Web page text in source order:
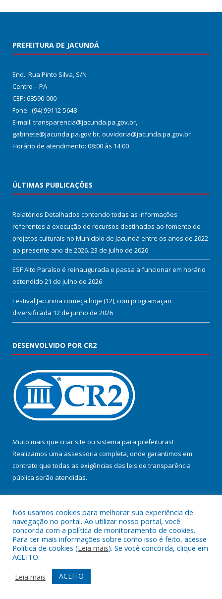
PREFEITURA DE JACUNDÁ
End.: Rua Pinto Silva, S/N
Centro – PA
CEP: 68590-000
Fone: (94) 99112-5648
E-mail: transparencia@jacunda.pa.gov.br,
gabinete@jacunda.pa.gov.br, ouvidoria@jacunda.pa.gov.br
Horário de atendimento: 08:00 às 14:00
ÚLTIMAS PUBLICAÇÕES
Relatórios Detalhados contendo todas as informações
referentes a execução de recursos destinados ao fomento de
projetos culturais no Município de Jacundá entre os anos de 2022
ao presente ano de 2026. 23 de julho de 2026
ESF Alto Paraíso é reinaugurada e passa a funcionar em horário
estendido 21 de julho de 2026
Festival Jacunina começa hoje (12), com programação
diversificada 12 de junho de 2026
DESENVOLVIDO POR CR2
Muito mais que criar site ou sistema para prefeituras!
Realizamos uma assessoria completa, onde garantimos em
contrato que todas as exigências das leis de transparência
pública serão atendidas.
Todos os direitos reservados a Prefeitura Municipal de Jacundá.
Mapa do Site
Acessar Área Administrativa
Acessar Webmail
Nós usamos cookies para melhorar sua experiência de
navegação no portal. Ao utilizar nosso portal, você
concorda com a política de monitoramento de cookies.
Para ter mais informações sobre como isso é feito, acesse
Política de cookies (Leia mais). Se você concorda, clique em
ACEITO.
Leia mais
ACEITO